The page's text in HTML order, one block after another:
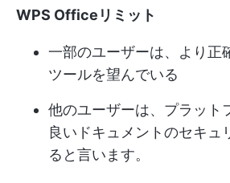
WPS Officeリミット
一部のユーザーは、より正
ツールを望んでいる
他のユーザーは、プラット
良いドキュメントのセキュ
ると言います。